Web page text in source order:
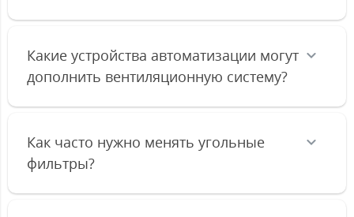
Какие устройства автоматизации могут
дополнить вентиляционную систему?
Как часто нужно менять угольные
фильтры?